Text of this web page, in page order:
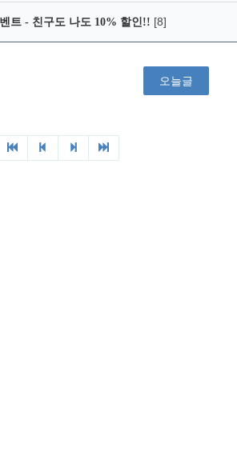
트 - 친구도 나도 10% 할인!! [8]
오늘글